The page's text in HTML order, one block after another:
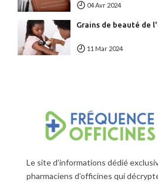
04 Avr 2024
11 Mar 2024
Le site d’informations dédié
pharmaciens d’officines qui